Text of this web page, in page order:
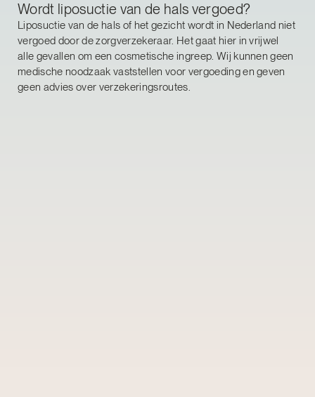
Wordt liposuctie van de hals vergoed?
Liposuctie van de hals of het gezicht wordt in Nederland niet
vergoed door de zorgverzekeraar. Het gaat hier in vrijwel
alle gevallen om een cosmetische ingreep. Wij kunnen geen
medische noodzaak vaststellen voor vergoeding en geven
geen advies over verzekeringsroutes.